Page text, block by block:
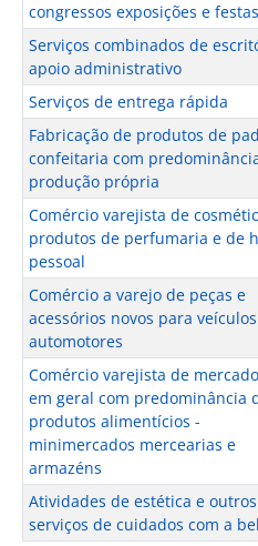
congressos exposições e festas
Serviços combinados de
apoio administrativo
Serviços de entrega rápida
Fabricação de produtos de
confeitaria com
produção própria
Comércio varejista de
produtos de perfumaria e de
pessoal
Comércio a varejo de peças e
acessórios novos para veículos
automotores
Comércio varejista de
em geral com predominância
produtos alimentícios -
minimercados mercearias e
armazéns
Atividades de estética e outros
serviços de cuidados com a